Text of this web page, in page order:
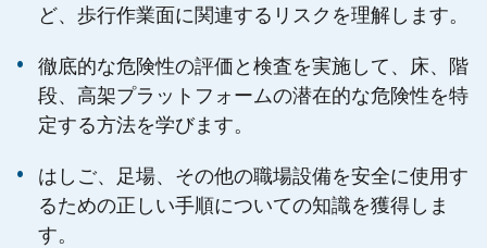
ど、歩行作業面に関連するリスクを理解します。
徹底的な危険性の評価と検査を実施して、床、階
段、高架プラットフォームの潜在的な危険性を特
定する方法を学びます。
はしご、足場、その他の職場設備を安全に使用す
るための正しい手順についての知識を獲得しま
す。